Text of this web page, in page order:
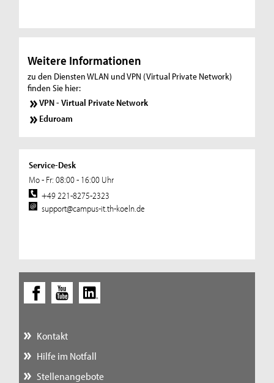
Weitere Informationen
zu den Diensten WLAN und VPN (Virtual Private Network)
finden Sie hier:
VPN - Virtual Private Network
Eduroam
Service-Desk
Mo - Fr: 08:00 - 16:00 Uhr
+49 221-8275-2323
support@campus-it.th-koeln.de
Kontakt
Hilfe im Notfall
Stellenangebote